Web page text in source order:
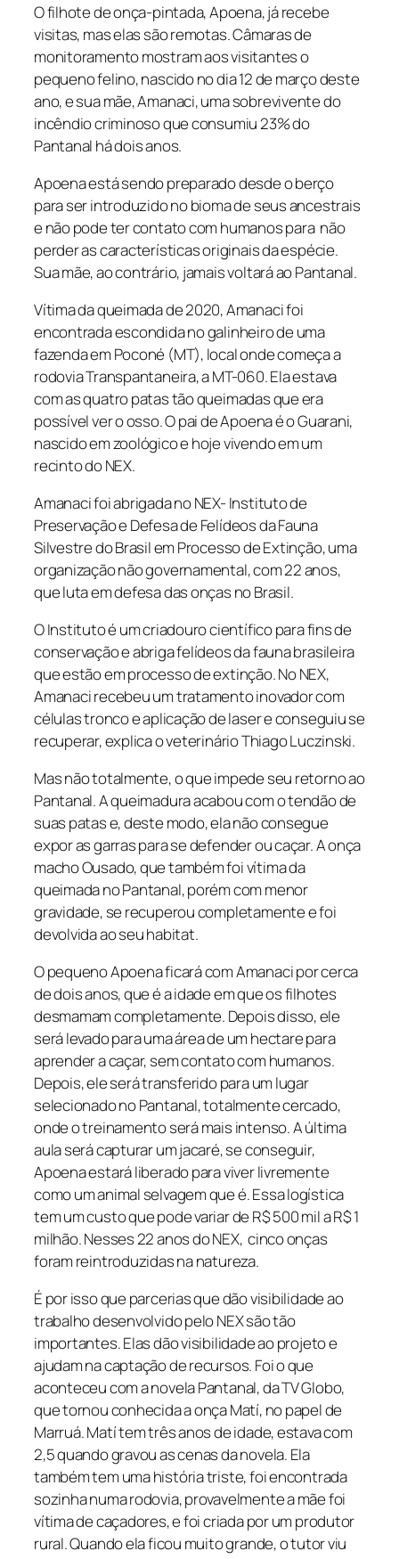
O filhote de onça-pintada, Apoena, já recebe
visitas, mas elas são remotas. Câmaras de
monitoramento mostram aos visitantes o
pequeno felino, nascido no dia 12 de março deste
ano, e sua mãe, Amanaci, uma sobrevivente do
incêndio criminoso que consumiu 23% do
Pantanal há dois anos.
Apoena está sendo preparado desde o berço
para ser introduzido no bioma de seus ancestrais
e não pode ter contato com humanos para não
perder as características originais da espécie.
Sua mãe, ao contrário, jamais voltará ao Pantanal.
Vítima da queimada de 2020, Amanaci foi
encontrada escondida no galinheiro de uma
fazenda em Poconé (MT), local onde começa a
rodovia Transpantaneira, a MT-060. Ela estava
com as quatro patas tão queimadas que era
possível ver o osso. O pai de Apoena é o Guarani,
nascido em zoológico e hoje vivendo em um
recinto do NEX.
Amanaci foi abrigada no NEX- Instituto de
Preservação e Defesa de Felídeos da Fauna
Silvestre do Brasil em Processo de Extinção, uma
organização não governamental, com 22 anos,
que luta em defesa das onças no Brasil.
O Instituto é um criadouro científico para fins de
conservação e abriga felídeos da fauna brasileira
que estão em processo de extinção. No NEX,
Amanaci recebeu um tratamento inovador com
células tronco e aplicação de laser e conseguiu se
recuperar, explica o veterinário Thiago Luczinski.
Mas não totalmente, o que impede seu retorno ao
Pantanal. A queimadura acabou com o tendão de
suas patas e, deste modo, ela não consegue
expor as garras para se defender ou caçar. A onça
macho Ousado, que também foi vítima da
queimada no Pantanal, porém com menor
gravidade, se recuperou completamente e foi
devolvida ao seu habitat.
O pequeno Apoena ficará com Amanaci por cerca
de dois anos, que é a idade em que os filhotes
desmamam completamente. Depois disso, ele
será levado para uma área de um hectare para
aprender a caçar, sem contato com humanos.
Depois, ele será transferido para um lugar
selecionado no Pantanal, totalmente cercado,
onde o treinamento será mais intenso. A última
aula será capturar um jacaré, se conseguir,
Apoena estará liberado para viver livremente
como um animal selvagem que é. Essa logística
tem um custo que pode variar de R$ 500 mil a R$ 1
milhão. Nesses 22 anos do NEX, cinco onças
foram reintroduzidas na natureza.
É por isso que parcerias que dão visibilidade ao
trabalho desenvolvido pelo NEX são tão
importantes. Elas dão visibilidade ao projeto e
ajudam na captação de recursos. Foi o que
aconteceu com a novela Pantanal, da TV Globo,
que tornou conhecida a onça Matí, no papel de
Marruá. Matí tem três anos de idade, estava com
2,5 quando gravou as cenas da novela. Ela
também tem uma história triste, foi encontrada
sozinha numa rodovia, provavelmente a mãe foi
vítima de caçadores, e foi criada por um produtor
rural. Quando ela ficou muito grande, o tutor viu